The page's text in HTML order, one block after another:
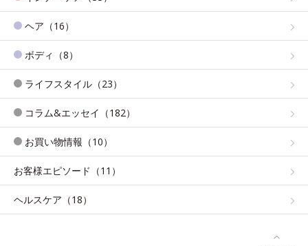
ヘア（16）
ボディ（8）
ライフスタイル（23）
コラム&エッセイ（182）
お買い物情報（10）
お客様エピソード（11）
ヘルスケア（18）